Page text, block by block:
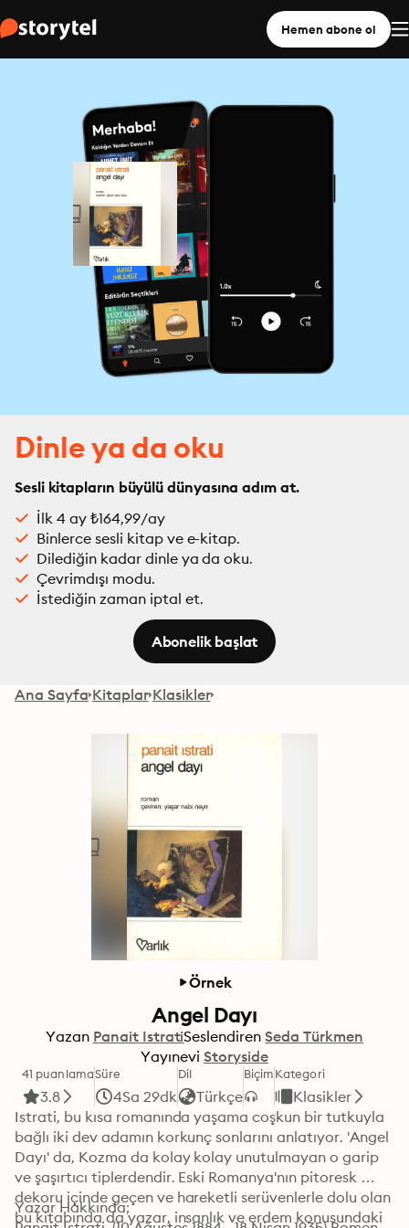
Hemen abone ol
Dinle ya da oku
Sesli kitapların büyülü dünyasına adım at.
İlk 4 ay ₺164,99/ay
Binlerce sesli kitap ve e-kitap.
Dilediğin kadar dinle ya da oku.
Çevrimdışı modu.
İstediğin zaman iptal et.
Abonelik başlat
Ana Sayfa Kitaplar Klasikler
Örnek
Angel Dayı
Yazan Panait IstratiSeslendiren Seda Türkmen
Yayınevi Storyside
41 puanlama
3.8
Süre
4Sa 29dk
Dil
Türkçe
BiçimKategori
Klasikler
Istrati, bu kısa romanında yaşama coşkun bir tutkuyla
bağlı iki dev adamın korkunç sonlarını anlatıyor. 'Angel
Dayı' da, Kozma da kolay kolay unutulmayan o garip
ve şaşırtıcı tiplerdendir. Eski Romanya'nın pitoresk
dekoru içinde geçen ve hareketli serüvenlerle dolu olan
bu kitabında da yazar, insanlık ve erdem konusundaki
Yazar Hakkında;